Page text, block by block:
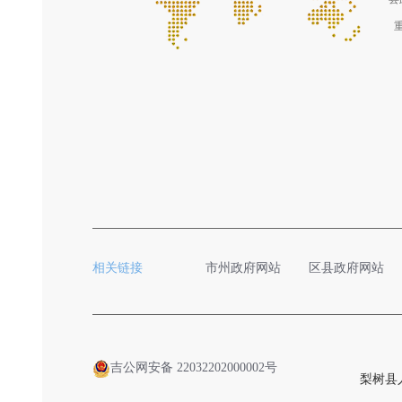
相关链接 市州政府网站 区县政府网站
吉公网安备 22032202000002号
梨树县